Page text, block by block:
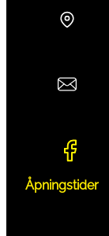
Åpningstider